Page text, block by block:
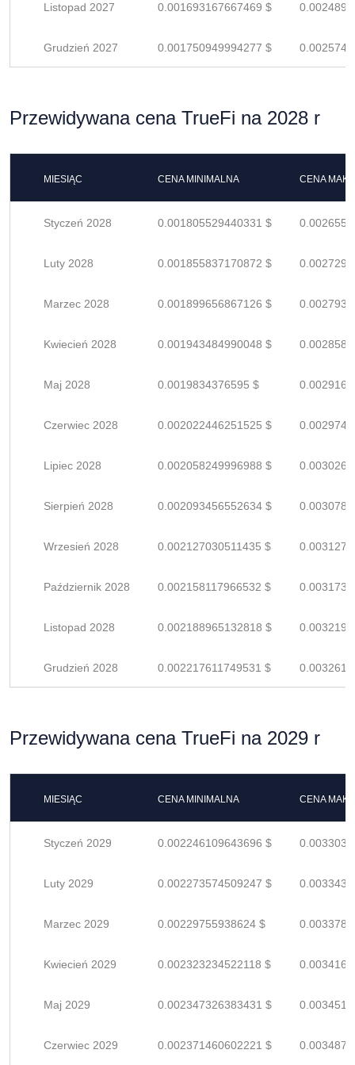
Listopad 2027 0.001693167667469 $
Grudzień 2027 0.001750949994277 $
Przewidywana cena TrueFi na 2028 r
MIESIĄC CENA MINIMALNA CENA
Styczeń 2028 0.001805529440331 $
Luty 2028 0.001855837170872 $
Marzec 2028 0.001899656867126 $
Kwiecień 2028 0.001943484990048 $
Maj 2028 0.0019834376595 $
Czerwiec 2028 0.002022446251525 $
Lipiec 2028 0.002058249996988 $
Sierpień 2028 0.002093456552634 $
Wrzesień 2028 0.002127030511435 $
Październik 2028 0.002158117966532 $
Listopad 2028 0.002188965132818 $
Grudzień 2028 0.002217611749531 $
Przewidywana cena TrueFi na 2029 r
MIESIĄC CENA MINIMALNA CENA
Styczeń 2029 0.002246109643696 $
Luty 2029 0.002273574509247 $
Marzec 2029 0.00229755938624 $
Kwiecień 2029 0.002323234522118 $
Maj 2029 0.002347326383431 $
Czerwiec 2029 0.002371460602221 $